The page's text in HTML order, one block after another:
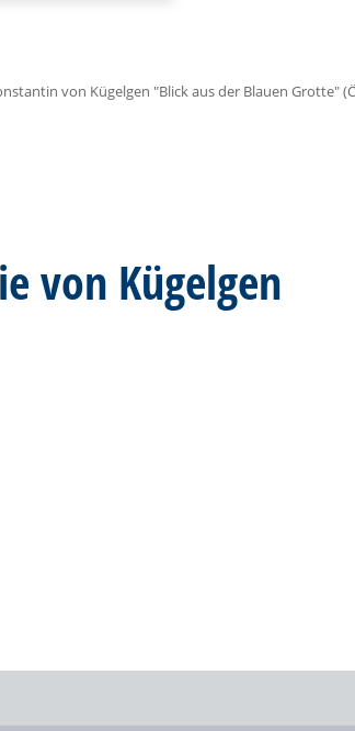
von Kügelgen "Blick aus der Blauen Grotte"
von Kügelgen